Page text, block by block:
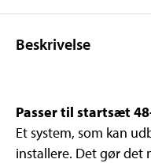
Beskrivelse
Passer til startsæt
Et system, som kan
installere. Det gør det